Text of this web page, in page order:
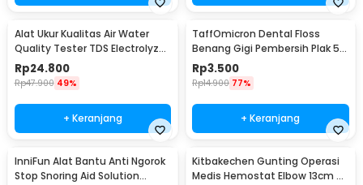
Alat Ukur Kualitas Air Water
Quality Tester TDS Electrolyzer
- JJ2850
Rp24.800
Rp47.900 49%
+ Keranjang
TaffOmicron Dental Floss
Benang Gigi Pembersih Plak 50
PCS - LMT-558
Rp3.500
Rp14.900 77%
+ Keranjang
InniFun Alat Bantu Anti Ngorok
Stop Snoring Aid Solution
Kitbakechen Gunting Operasi
Medis Hemostat Elbow 13cm -